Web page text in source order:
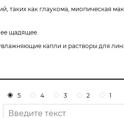
как глаукома, миопическая
щадящее.
капли и растворы для
5 4 3 2 1